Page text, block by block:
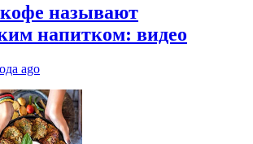
называют
напитком: видео
ago